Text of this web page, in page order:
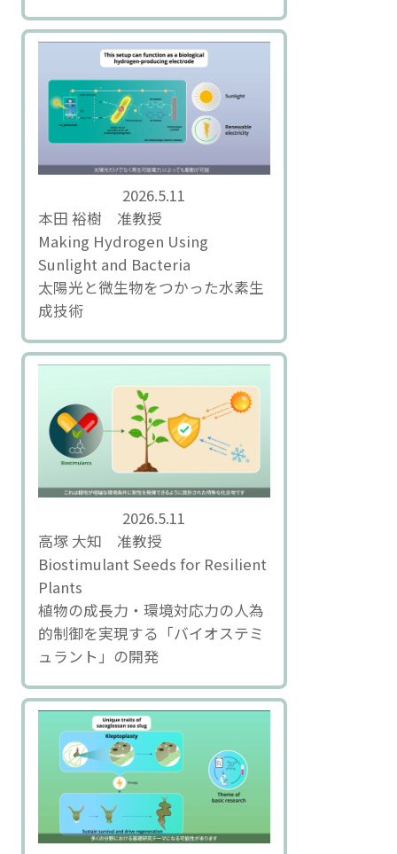
2026.5.11
本田 裕樹 准教授
Making Hydrogen Using
Sunlight and Bacteria
太陽光と微生物をつかった水素生
成技術
2026.5.11
高塚 大知 准教授
Biostimulant Seeds for Resilient
Plants
植物の成長力・環境対応力の人為
的制御を実現する「バイオステミ
ュラント」の開発